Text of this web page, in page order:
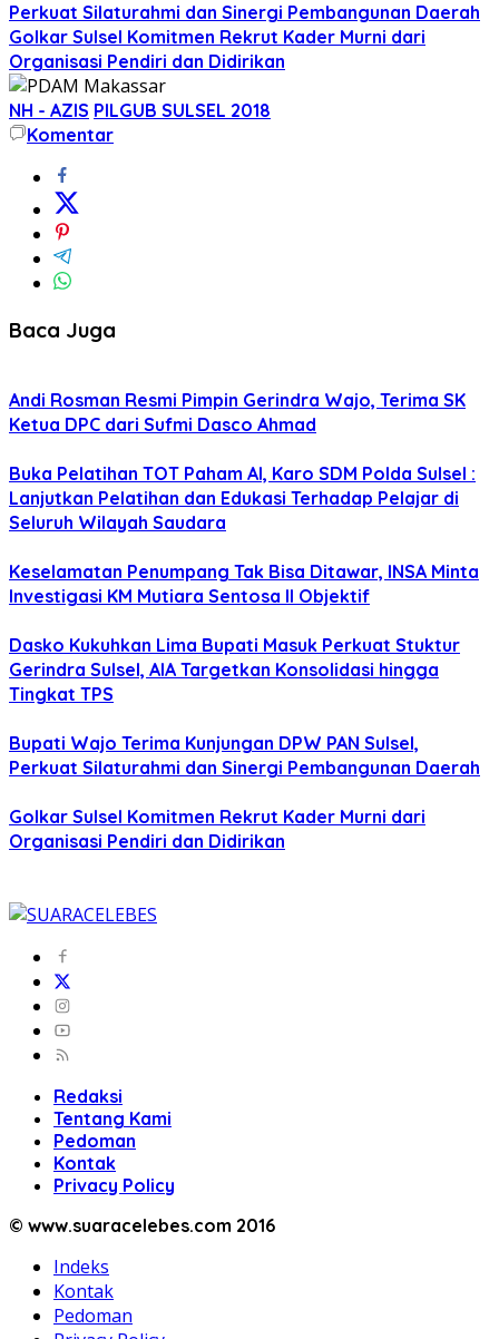
Perkuat Silaturahmi dan Sinergi Pembangunan Daerah
Golkar Sulsel Komitmen Rekrut Kader Murni dari
Organisasi Pendiri dan Didirikan
NH - AZIS PILGUB SULSEL 2018
Komentar
Baca Juga
Andi Rosman Resmi Pimpin Gerindra Wajo, Terima SK
Ketua DPC dari Sufmi Dasco Ahmad
Buka Pelatihan TOT Paham AI, Karo SDM Polda Sulsel :
Lanjutkan Pelatihan dan Edukasi Terhadap Pelajar di
Seluruh Wilayah Saudara
Keselamatan Penumpang Tak Bisa Ditawar, INSA Minta
Investigasi KM Mutiara Sentosa II Objektif
Dasko Kukuhkan Lima Bupati Masuk Perkuat Stuktur
Gerindra Sulsel, AIA Targetkan Konsolidasi hingga
Tingkat TPS
Bupati Wajo Terima Kunjungan DPW PAN Sulsel,
Perkuat Silaturahmi dan Sinergi Pembangunan Daerah
Golkar Sulsel Komitmen Rekrut Kader Murni dari
Organisasi Pendiri dan Didirikan
Redaksi
Tentang Kami
Pedoman
Kontak
Privacy Policy
© www.suaracelebes.com 2016
Indeks
Kontak
Pedoman